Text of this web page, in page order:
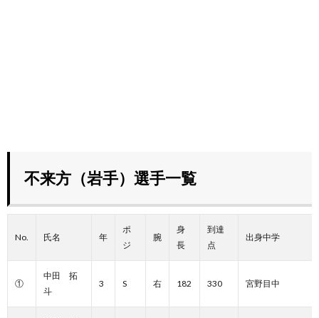
不来方（岩手）選手一覧
No. 氏名 年
ポ
ジ
腕
身
長
到達
点
出身中学
①
中田 拓
斗
3 S 右 182 330 宮野目中